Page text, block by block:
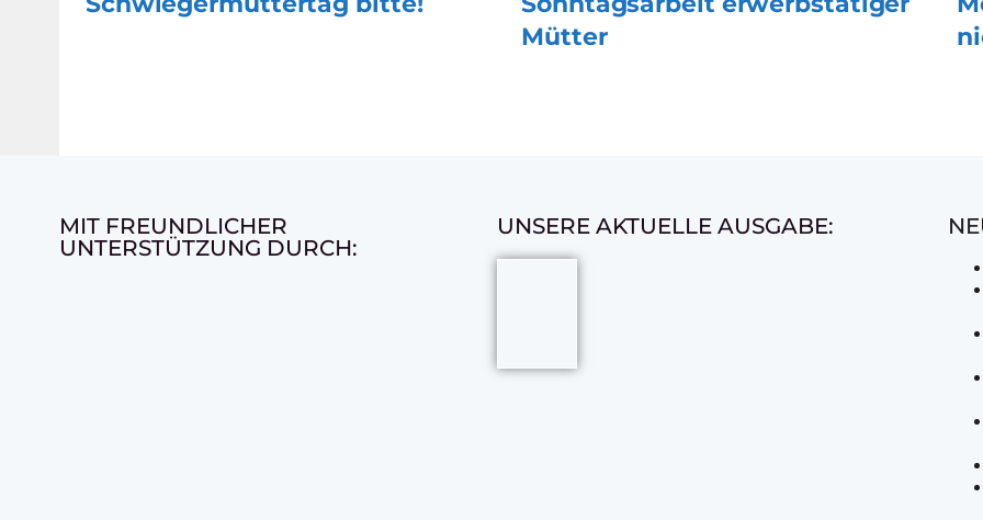
Mütter
MIT FREUNDLICHER
UNTERSTÜTZUNG DURCH:
UNSERE AKTUELLE AUSGABE: